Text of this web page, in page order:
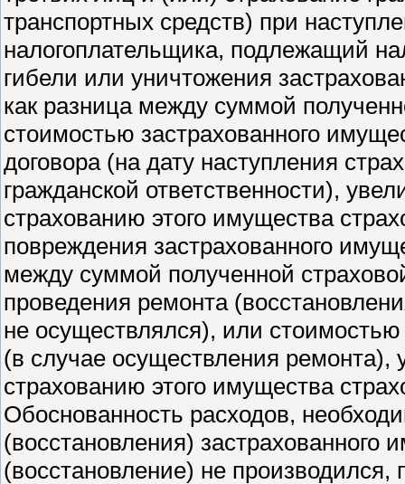
транспортных средств) при
налогоплательщика, подлежащий
гибели или уничтожения
как разница между суммой
стоимостью застрахованного
договора (на дату наступления
гражданской ответственности),
страхованию этого имущества
повреждения застрахованного
между суммой полученной
проведения ремонта
не осуществлялся), или
(в случае осуществления
страхованию этого имущества
Обоснованность расходов,
(восстановления) застрахованного
(восстановление) не